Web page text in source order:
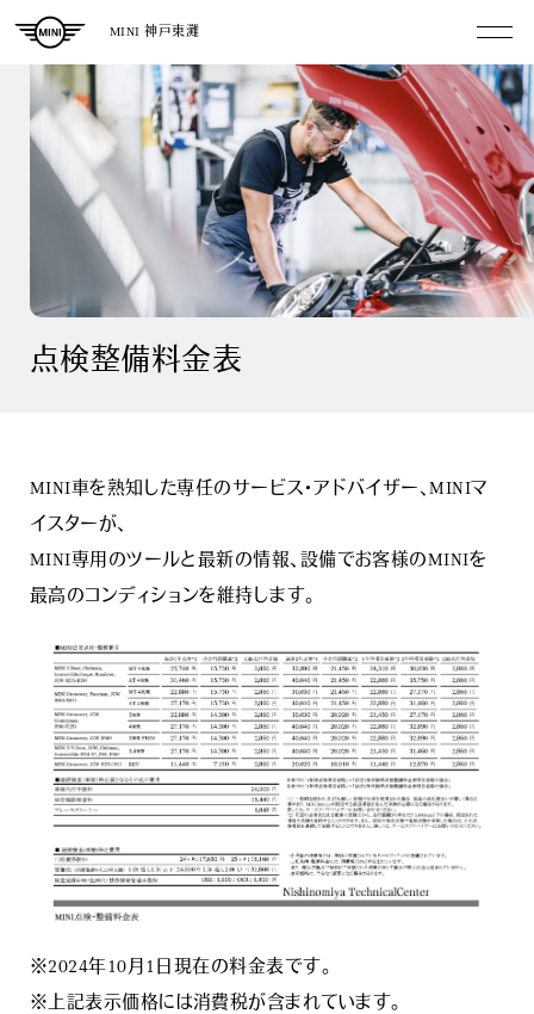
MINI 神戸東灘
点検整備料金表
MINI車を熟知した専任のサービス・アドバイザー、MINIマ
イスターが、
MINI専用のツールと最新の情報、設備でお客様のMINIを
最高のコンディションを維持します。
※2024年10月1日現在の料金表です。
※上記表示価格には消費税が含まれています。